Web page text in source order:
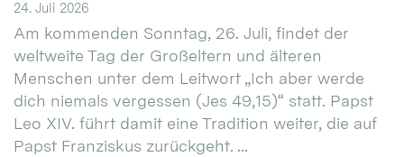
24. Juli 2026
Am kommenden Sonntag, 26. Juli, findet der
weltweite Tag der Großeltern und älteren
Menschen unter dem Leitwort „Ich aber werde
dich niemals vergessen (Jes 49,15)“ statt. Papst
Leo XIV. führt damit eine Tradition weiter, die auf
Papst Franziskus zurückgeht. ...